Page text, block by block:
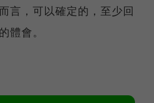
言，可以確定的，至少回
體會。